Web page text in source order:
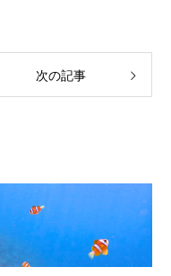
次の記事